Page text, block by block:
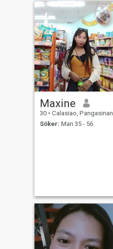
Maxine
30 • Calasiao, Pangasinan, Filippinerna
Söker: Man 35 - 56